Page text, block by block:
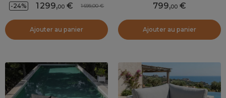
-24% 1 299,00 1 699,00
Ajouter au panier
799,00
Ajouter au panier